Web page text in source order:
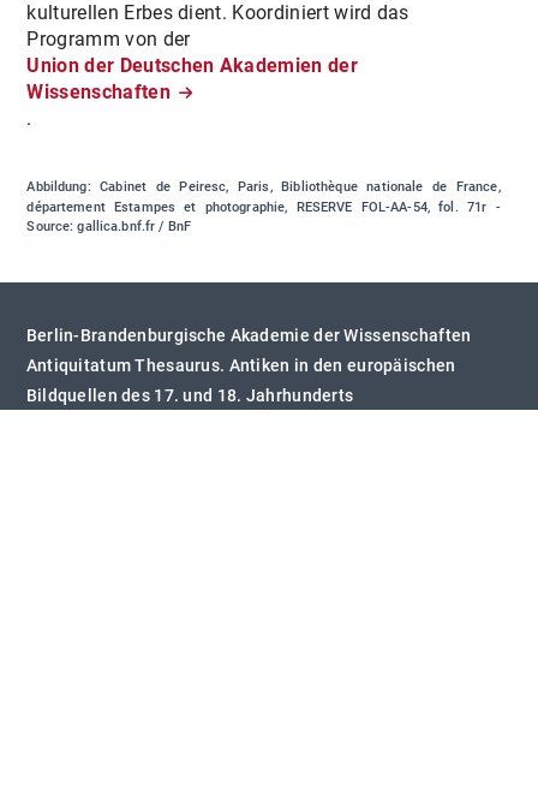
kulturellen Erbes dient. Koordiniert wird das
Programm von der
Union der Deutschen Akademien der
Wissenschaften
.
Abbildung: Cabinet de Peiresc, Paris, Bibliothèque nationale de France,
département Estampes et photographie, RESERVE FOL-AA-54, fol. 71r -
Source: gallica.bnf.fr / BnF
Berlin-Brandenburgische Akademie der Wissenschaften
Antiquitatum Thesaurus. Antiken in den europäischen
Bildquellen des 17. und 18. Jahrhunderts